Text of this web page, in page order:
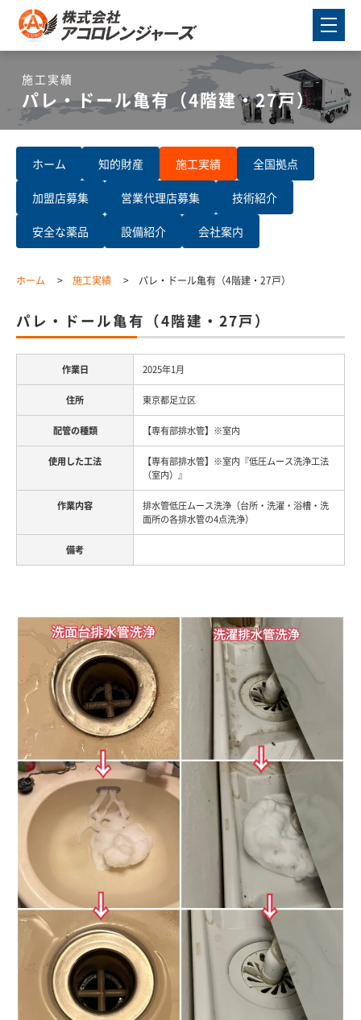
施工実績
パレ・ドール亀有（4階建・27戸）
ホーム 知的財産 施工実績 全国拠点
加盟店募集 営業代理店募集 技術紹介
安全な薬品 設備紹介 会社案内
ホーム 施工実績 パレ・ドール亀有（4階建・27戸）
パレ・ドール亀有（4階建・27戸）
2025年1月
東京都足立区
【専有部排水管】※室内
【専有部排水管】※室内『低圧ムース洗浄工法
（室内）』
排水管低圧ムース洗浄（台所・洗濯・浴槽・洗
面所の各排水管の4点洗浄）